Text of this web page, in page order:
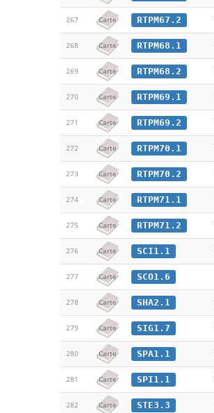
267 Carte RTPM67.2
268 Carte RTPM68.1
269 Carte RTPM68.2
270 Carte RTPM69.1
271 Carte RTPM69.2
272 Carte RTPM70.1
273 Carte RTPM70.2
274 Carte RTPM71.1
275 Carte RTPM71.2
276 Carte SCI1.1
277 Carte SCO1.6
278 Carte SHA2.1
279 Carte SIG1.7
280 Carte SPA1.1
281 Carte SPI1.1
282 Carte STE3.3